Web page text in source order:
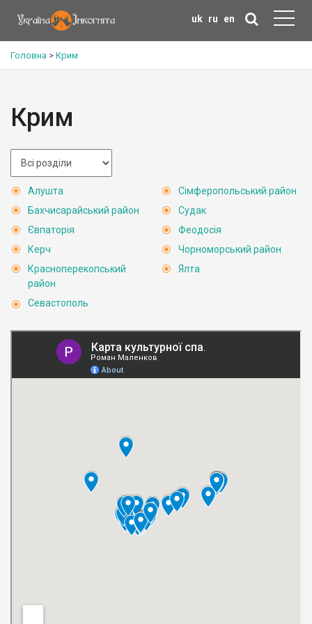
uk ru en
Головна > Крим
Крим
Алушта
Бахчисарайський район
Євпаторія
Керч
Красноперекопський
район
Севастополь
Сімферопольський район
Судак
Феодосія
Чорноморський район
Ялта